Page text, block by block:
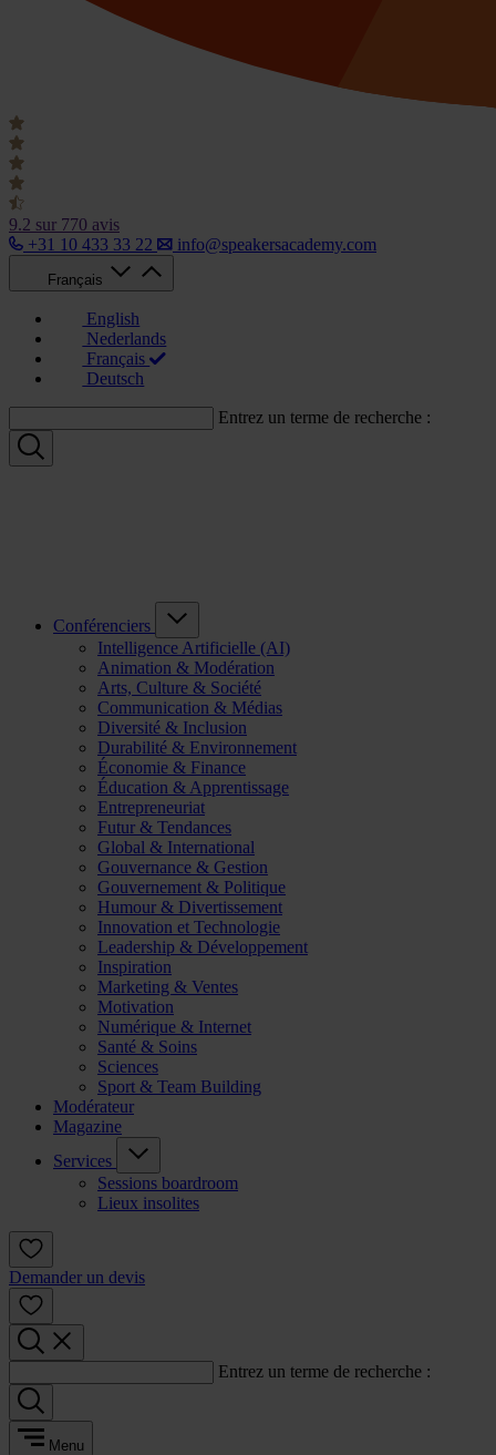
9.2 sur 770 avis
+31 10 433 33 22
info@speakersacademy.com
Français
English
Nederlands
Français
Deutsch
Entrez un terme de recherche :
Conférenciers
Intelligence Artificielle (AI)
Animation & Modération
Arts, Culture & Société
Communication & Médias
Diversité & Inclusion
Durabilité & Environnement
Économie & Finance
Éducation & Apprentissage
Entrepreneuriat
Futur & Tendances
Global & International
Gouvernance & Gestion
Gouvernement & Politique
Humour & Divertissement
Innovation et Technologie
Leadership & Développement
Inspiration
Marketing & Ventes
Motivation
Numérique & Internet
Santé & Soins
Sciences
Sport & Team Building
Modérateur
Magazine
Services
Sessions boardroom
Lieux insolites
Demander un devis
Entrez un terme de recherche :
Menu